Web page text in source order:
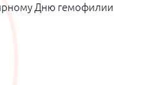
Дню гемофилии